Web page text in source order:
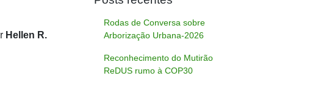
Hellen R.
Rodas de Conversa sobre
Arborização Urbana-2026
Reconhecimento do Mutirão
ReDUS rumo à COP30